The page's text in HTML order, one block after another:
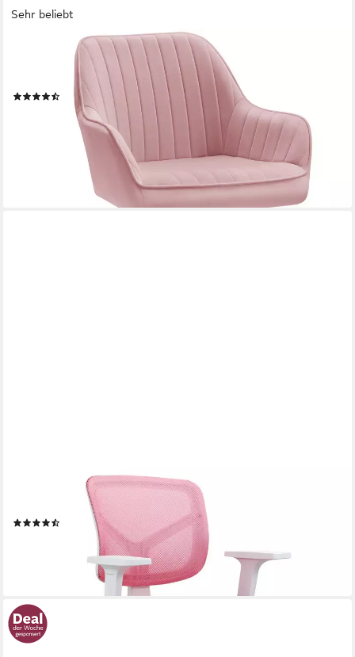
Sehr beliebt
Bürostuhl Schminkstuhl, Homeoffice Stuhl, höhenverstellbar,
Breite 62 cm, Schreibtischstuhl
(293)
UVP165,99 €
nur diesen Monat
lieferbar - in 4-5 Werktagen bei dir
Schreibtischstuhl JOY, Kinderstuhl, höhenverstellbar, 5 Rollen,
Armlehnen, Pink
lieferbar - in 4-5 Werktagen bei dir